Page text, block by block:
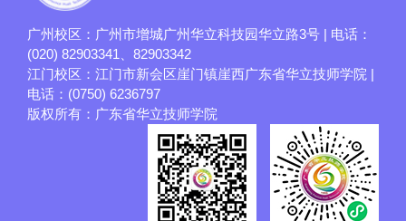
广州校区：广州市增城广州华立科技园华立路3号 | 电话：
(020) 82903341、82903342
江门校区：江门市新会区崖门镇崖西广东省华立技师学院 |
电话：(0750) 6236797
版权所有：广东省华立技师学院